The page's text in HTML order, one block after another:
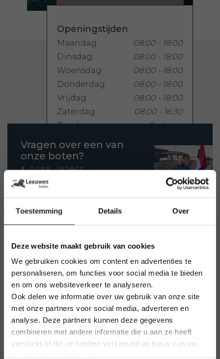
Toestemming Details Over
Deze website maakt gebruik van cookies
We gebruiken cookies om content en advertenties te
personaliseren, om functies voor social media te bieden
en om ons websiteverkeer te analyseren.
Ook delen we informatie over uw gebruik van onze site
met onze partners voor social media, adverteren en
analyse. Deze partners kunnen deze gegevens
combineren met andere informatie die u aan ze heeft
verstrekt of die ze hebben verzameld op basis van uw
U kunt alleen nog plekken reserveren op
12 September 2026
Vaarbewijs cursus
Kom alles leren voor je vaaravontuur!
Product informatie
model!
Nu mooie eindprijzen in de showroom met
overjarige NIEUWE! modellen!
Deze Nimarine Rib is nu al uitgevoerd met:
Openingstijden
Maandag:
08:00 - 18:00
Dinsdag:
08:00 - 18:00
Woensdag:
08:00 - 18:00
Donderdag:
08:00 - 18:00
Vrijdag:
08:00 - 18:00
Zaterdag:
08:00 - 16:30
Zondag:
Gesloten
Vragen over een van
onze boten?
0488-482855